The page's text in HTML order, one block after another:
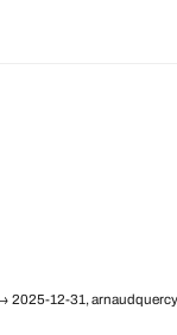
2025-12-31,